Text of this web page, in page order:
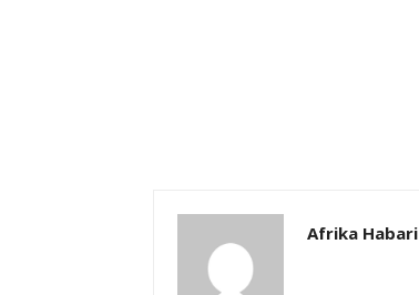
Afrika Habari